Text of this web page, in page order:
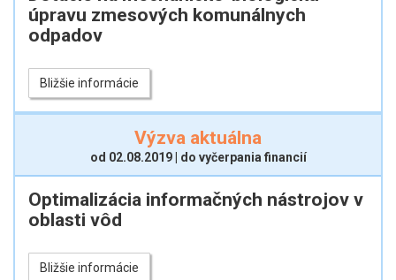
úpravu zmesových komunálnych
odpadov
Bližšie informácie
Výzva aktuálna
od 02.08.2019 | do vyčerpania financií
Optimalizácia informačných nástrojov v
oblasti vôd
Bližšie informácie